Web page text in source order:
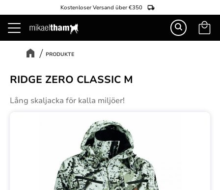
Menü
Kostenloser Versand über €350
PRODUKTE
RIDGE ZERO CLASSIC M
Lång skaljacka för kalla miljöer!